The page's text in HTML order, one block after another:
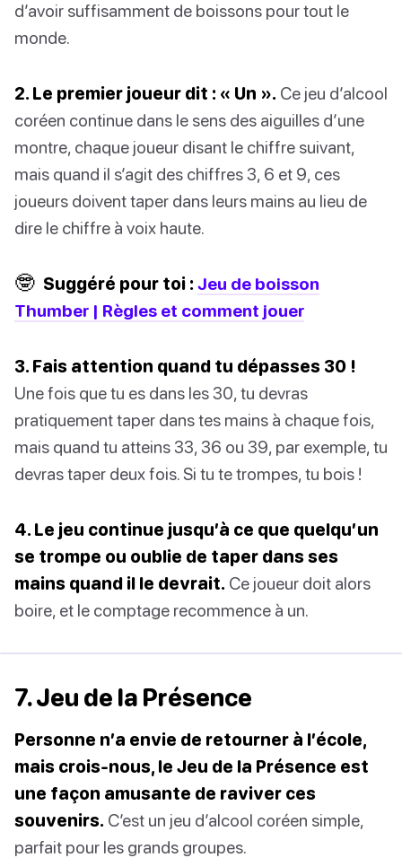
d’avoir suffisamment de boissons pour tout le
monde.
2. Le premier joueur dit : « Un ». Ce jeu d’alcool
coréen continue dans le sens des aiguilles d’une
montre, chaque joueur disant le chiffre suivant,
mais quand il s’agit des chiffres 3, 6 et 9, ces
joueurs doivent taper dans leurs mains au lieu de
dire le chiffre à voix haute.
🤓 Suggéré pour toi : Jeu de boisson
Thumber | Règles et comment jouer
3. Fais attention quand tu dépasses 30 !
Une fois que tu es dans les 30, tu devras
pratiquement taper dans tes mains à chaque fois,
mais quand tu atteins 33, 36 ou 39, par exemple, tu
devras taper deux fois. Si tu te trompes, tu bois !
4. Le jeu continue jusqu’à ce que quelqu’un
se trompe ou oublie de taper dans ses
mains quand il le devrait. Ce joueur doit alors
boire, et le comptage recommence à un.
7. Jeu de la Présence
Personne n’a envie de retourner à l’école,
mais crois-nous, le Jeu de la Présence est
une façon amusante de raviver ces
souvenirs. C’est un jeu d’alcool coréen simple,
parfait pour les grands groupes.